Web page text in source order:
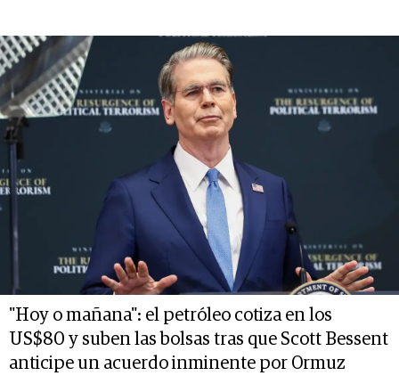
"Hoy o mañana": el petróleo cotiza en los
US$80 y suben las bolsas tras que Scott Bessent
anticipe un acuerdo inminente por Ormuz